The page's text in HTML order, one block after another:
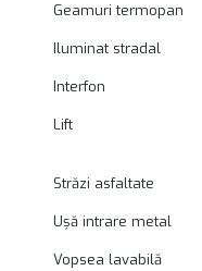
Geamuri termopan
Iluminat stradal
Interfon
Lift
Străzi asfaltate
Ușă intrare metal
Vopsea lavabilă